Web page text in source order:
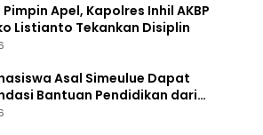
Apel, Kapolres Inhil AKBP
Listianto Tekankan Disiplin
Asal Simeulue Dapat
Bantuan Pendidikan dari
Idham